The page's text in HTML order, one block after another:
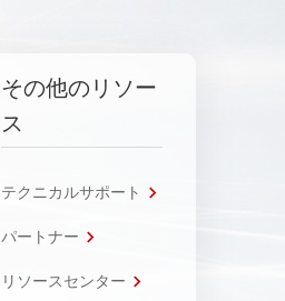
その他のリソー
ス
テクニカルサポート
パートナー
リソースセンター